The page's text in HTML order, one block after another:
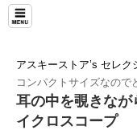
アスキーストア’s セレク
コンパクトサイズなので
耳の中を覗きな
イクロスコープ